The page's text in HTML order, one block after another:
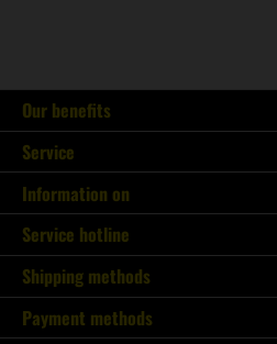
Service hotline
Payment methods
Service
Information on
Our benefits
Shipping methods